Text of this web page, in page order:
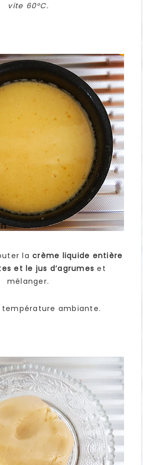
vite 60°C.
la crème liquide entière
et le jus d’agrumes et
mélanger.
température ambiante.